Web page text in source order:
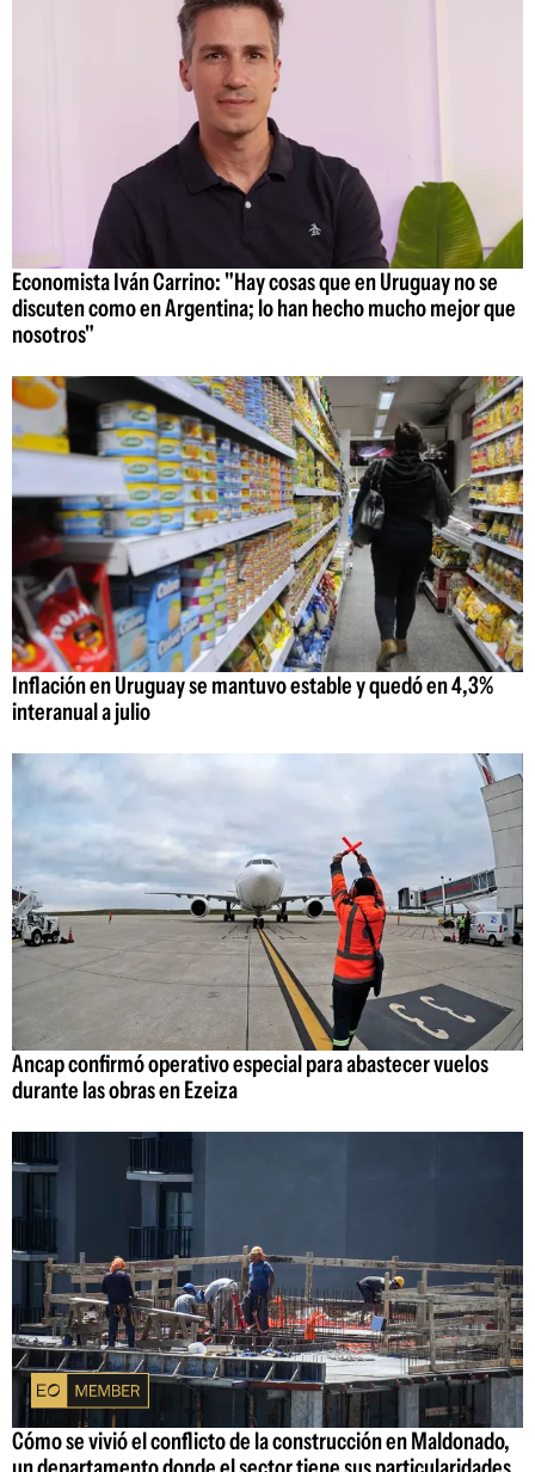
Economista Iván Carrino: "Hay cosas que en Uruguay no se
discuten como en Argentina; lo han hecho mucho mejor que
nosotros"
Inflación en Uruguay se mantuvo estable y quedó en 4,3%
interanual a julio
Ancap confirmó operativo especial para abastecer vuelos
durante las obras en Ezeiza
Cómo se vivió el conflicto de la construcción en Maldonado,